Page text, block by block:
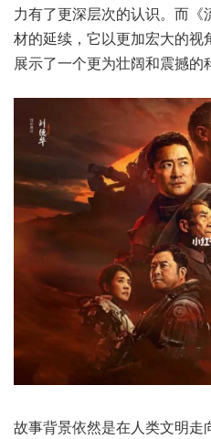
力有了更深层次的认识。而
材的延续，它以更加宏大的
展示了一个更为壮阔和震撼的
故事背景依然是在人类文明走